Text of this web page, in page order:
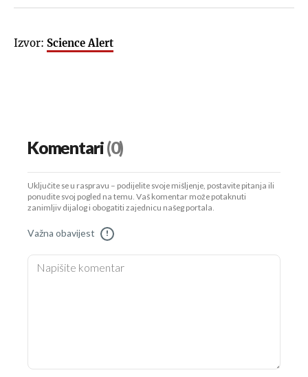
Izvor: Science Alert
Komentari(0)
Uključite se u raspravu – podijelite svoje mišljenje, postavite pitanja ili
ponudite svoj pogled na temu. Vaš komentar može potaknuti
zanimljiv dijalog i obogatiti zajednicu našeg portala.
Važna obavijest !